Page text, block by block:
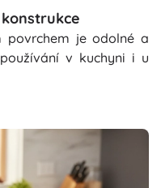
povrchem je odolné a
v kuchyni i u